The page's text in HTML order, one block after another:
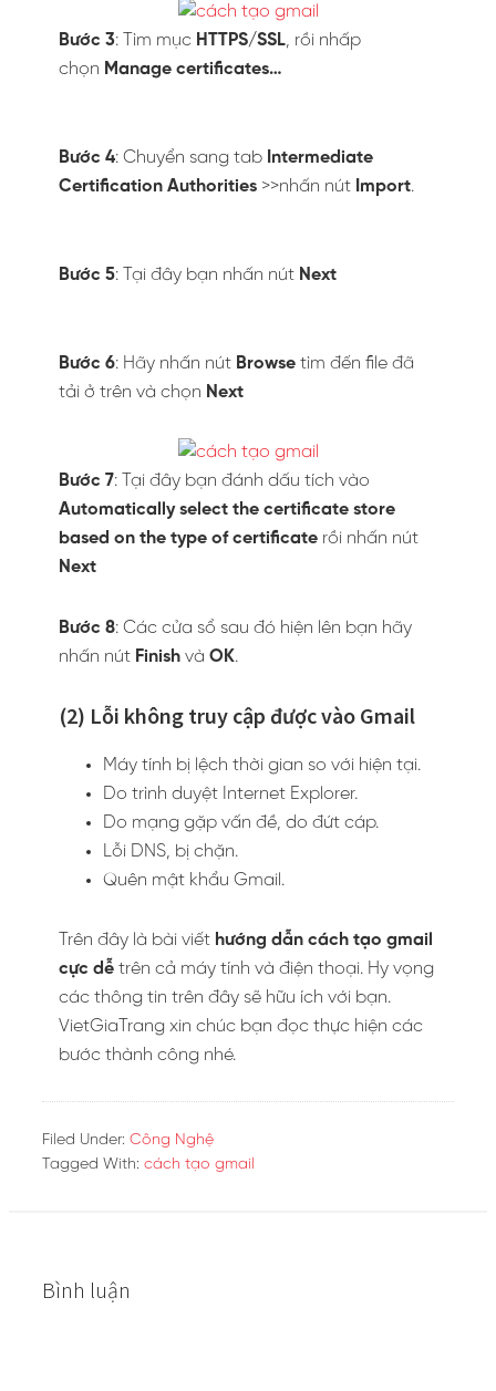
Bước 3: Tìm mục HTTPS/SSL, rồi nhấp
chọn Manage certificates…
Bước 4: Chuyển sang tab Intermediate
Certification Authorities >>nhấn nút Import.
Bước 5: Tại đây bạn nhấn nút Next
Bước 6: Hãy nhấn nút Browse tìm đến file đã
tải ở trên và chọn Next
Bước 7: Tại đây bạn đánh dấu tích vào
Automatically select the certificate store
based on the type of certificate rồi nhấn nút
Next
Bước 8: Các cửa sổ sau đó hiện lên bạn hãy
nhấn nút Finish và OK.
(2) Lỗi không truy cập được vào Gmail
Máy tính bị lệch thời gian so với hiện tại.
Do trình duyệt Internet Explorer.
Do mạng gặp vấn đề, do đứt cáp.
Lỗi DNS, bị chặn.
Quên mật khẩu Gmail.
Trên đây là bài viết hướng dẫn cách tạo gmail
cực dễ trên cả máy tính và điện thoại. Hy vọng
các thông tin trên đây sẽ hữu ích với bạn.
VietGiaTrang xin chúc bạn đọc thực hiện các
bước thành công nhé.
Filed Under: Công Nghệ
Tagged With: cách tạo gmail
Bình luận